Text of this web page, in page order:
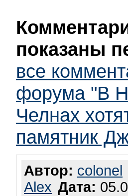
показаны
все
форума "В
Челнах
памятник
Автор: colonel
Alex Дата: